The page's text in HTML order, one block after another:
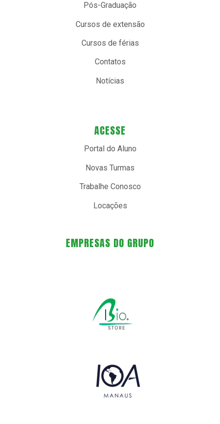
Pós-Graduação
Cursos de extensão
Cursos de férias
Contatos
Notícias
ACESSE
Portal do Aluno
Novas Turmas
Trabalhe Conosco
Locações
EMPRESAS DO GRUPO